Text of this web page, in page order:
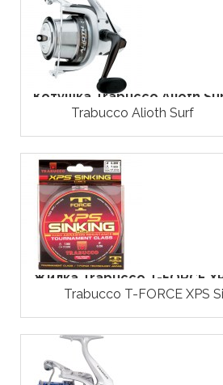
Котушка Trabucco Alioth
Trabucco Alioth Surf
Жилка Trabucco T-FORCE
Trabucco T-FORCE XPS